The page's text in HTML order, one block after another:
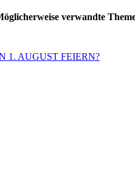
verwandte
1. AUGUST FEIERN?